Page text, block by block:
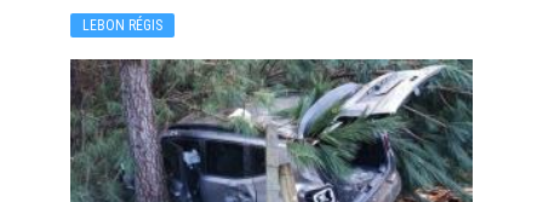
LEBON RÉGIS